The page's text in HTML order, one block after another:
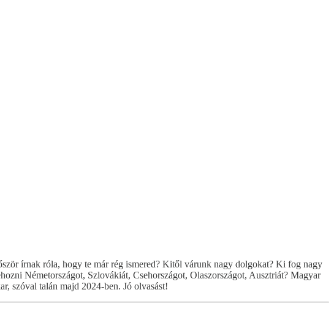
írnak róla, hogy te már rég ismered? Kitől várunk nagy dolgokat? Ki fog nagy
Németországot, Szlovákiát, Csehországot, Olaszországot, Ausztriát? Magyar
szóval talán majd 2024-ben. Jó olvasást!